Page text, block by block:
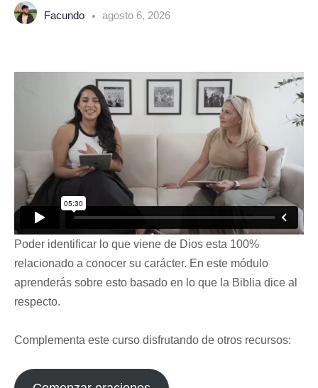
Facundo agosto 6, 2026
Poder identificar lo que viene de Dios esta 100%
relacionado a conocer su carácter. En este módulo
aprenderás sobre esto basado en lo que la Biblia dice al
respecto.
Complementa este curso disfrutando de otros recursos: